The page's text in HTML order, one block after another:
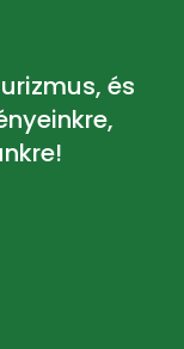
és